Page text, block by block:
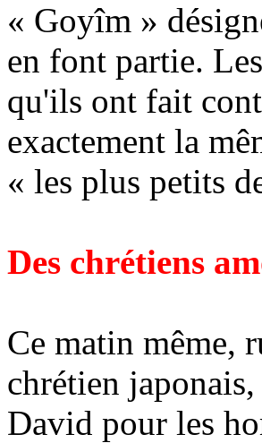
« Goyîm »
en font partie.
qu'ils ont fait
exactement la
« les plus petits
Des chrétiens
Ce matin même,
chrétien
David pour les